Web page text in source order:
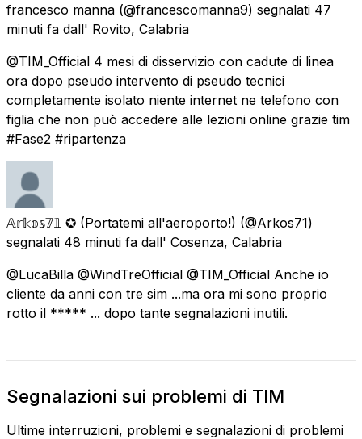
francesco manna (@francescomanna9) segnalati 47
minuti fa dall' Rovito, Calabria
@TIM_Official 4 mesi di disservizio con cadute di linea
ora dopo pseudo intervento di pseudo tecnici
completamente isolato niente internet ne telefono con
figlia che non può accedere alle lezioni online grazie tim
#Fase2 #ripartenza
𝔸𝕣𝕜𝕠𝕤𝟟𝟙 ✪ (Portatemi all'aeroporto!) (@Arkos71)
segnalati 48 minuti fa dall' Cosenza, Calabria
@LucaBilla @WindTreOfficial @TIM_Official Anche io
cliente da anni con tre sim ...ma ora mi sono proprio
rotto il ***** ... dopo tante segnalazioni inutili.
Segnalazioni sui problemi di TIM
Ultime interruzioni, problemi e segnalazioni di problemi